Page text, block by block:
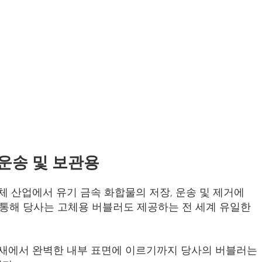
송 및 보관용
산업에서 유기 금속 화합물의 저장, 운송 및 제거에
해 당사는 고체용 버블러도 제공하는 전 세계 유일한
에서 완벽한 내부 표면에 이르기까지 당사의 버블러는